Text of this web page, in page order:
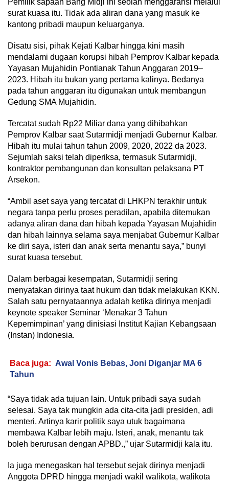
Pemilik sapaan Bang Midji ini seolah menggaransi melalui
surat kuasa itu. Tidak ada aliran dana yang masuk ke
kantong pribadi maupun keluarganya.
Disatu sisi, pihak Kejati Kalbar hingga kini masih
mendalami dugaan korupsi hibah Pemprov Kalbar kepada
Yayasan Mujahidin Pontianak Tahun Anggaran 2019–
2023. Hibah itu bukan yang pertama kalinya. Bedanya
pada tahun anggaran itu digunakan untuk membangun
Gedung SMA Mujahidin.
Tercatat sudah Rp22 Miliar dana yang dihibahkan
Pemprov Kalbar saat Sutarmidji menjadi Gubernur Kalbar.
Hibah itu mulai tahun tahun 2009, 2020, 2022 da 2023.
Sejumlah saksi telah diperiksa, termasuk Sutarmidji,
kontraktor pembangunan dan konsultan pelaksana PT
Arsekon.
“Ambil aset saya yang tercatat di LHKPN terakhir untuk
negara tanpa perlu proses peradilan, apabila ditemukan
adanya aliran dana dan hibah kepada Yayasan Mujahidin
dan hibah lainnya selama saya menjabat Gubernur Kalbar
ke diri saya, isteri dan anak serta menantu saya,” bunyi
surat kuasa tersebut.
Dalam berbagai kesempatan, Sutarmidji sering
menyatakan dirinya taat hukum dan tidak melakukan KKN.
Salah satu pernyataannya adalah ketika dirinya menjadi
keynote speaker Seminar ‘Menakar 3 Tahun
Kepemimpinan’ yang dinisiasi Institut Kajian Kebangsaan
(Instan) Indonesia.
Baca juga: Awal Vonis Bebas, Joni Diganjar MA 6
Tahun
“Saya tidak ada tujuan lain. Untuk pribadi saya sudah
selesai. Saya tak mungkin ada cita-cita jadi presiden, adi
menteri. Artinya karir politik saya utuk bagaimana
membawa Kalbar lebih maju. Isteri, anak, menantu tak
boleh berurusan dengan APBD.,” ujar Sutarmidji kala itu.
Ia juga menegaskan hal tersebut sejak dirinya menjadi
Anggota DPRD hingga menjadi wakil walikota, walikota